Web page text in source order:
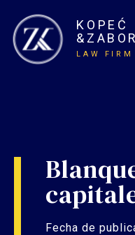
KOPEĆ
LAW FIRM
Fecha de